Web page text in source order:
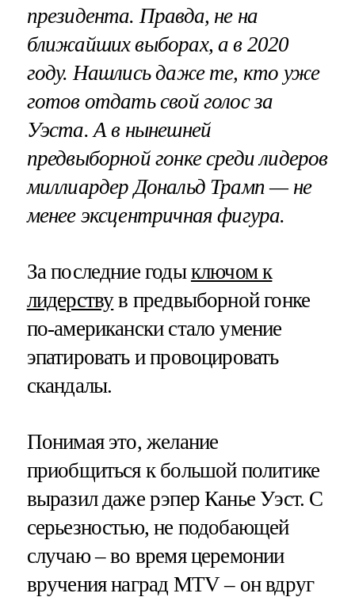
президента. Правда, не на
ближайших выборах, а в 2020
году. Нашлись даже те, кто уже
готов отдать свой голос за
Уэста. А в нынешней
предвыборной гонке среди лидеров
миллиардер Дональд Трамп — не
менее эксцентричная фигура.
За последние годыключом к
лидерствув предвыборной гонке
по-американски стало умение
эпатировать и провоцировать
скандалы.
Понимая это, желание
приобщиться к большой политике
выразил даже рэпер Канье Уэст. С
серьезностью, не подобающей
случаю – во время церемонии
вручения наград MTV – он вдруг